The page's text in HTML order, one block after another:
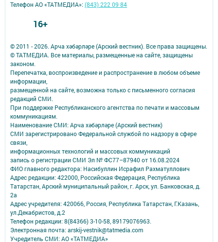
© 2011 - 2026. Арча хәбәрләре (Арский вестник). Все права защищены.
© ТАТМЕДИА. Все материалы, размещенные на сайте, защищены
законом.
Перепечатка, воспроизведение и распространение в любом объеме
информации,
размещенной на сайте, возможна только с письменного согласия
редакций СМИ.
При поддержке Республиканского агентства по печати и массовым
коммуникациям.
Наименование СМИ: Арча хәбәрләре (Арский вестник)
СМИ зарегистрировано Федеральной службой по надзору в сфере
связи,
информационных технологий и массовых коммуникаций
запись о регистрации СМИ Эл № ФС77–87940 от 16.08.2024
ФИО главного редактора: Насибуллин Исрафил Рахматуллович
Адрес редакции: 422000, Российская Федерация, Республика
Татарстан, Арский муниципальный район, г. Арск, ул. Банковская, д.
2а
Адрес учредителя: 420066, Россия, Республика Татарстан, Г.Казань,
ул.Декабристов, д.2
Телефон редакции: 8(84366) 3-10-58, 89179076963.
Электронная почта: arskij-vestnik@tatmedia.com
Учредитель СМИ: АО «ТАТМЕДИА»
Телефон АО «ТАТМЕДИА»:(843) 222 09 84
16+